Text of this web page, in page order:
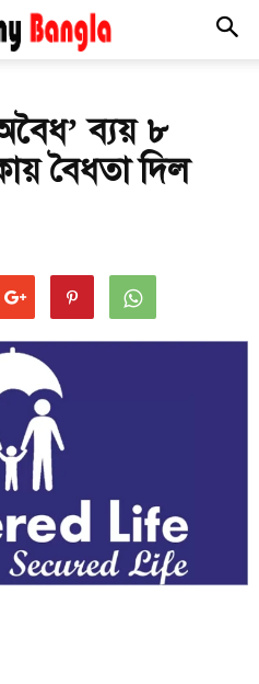
ব্যয় ৮
বৈধতা দিল